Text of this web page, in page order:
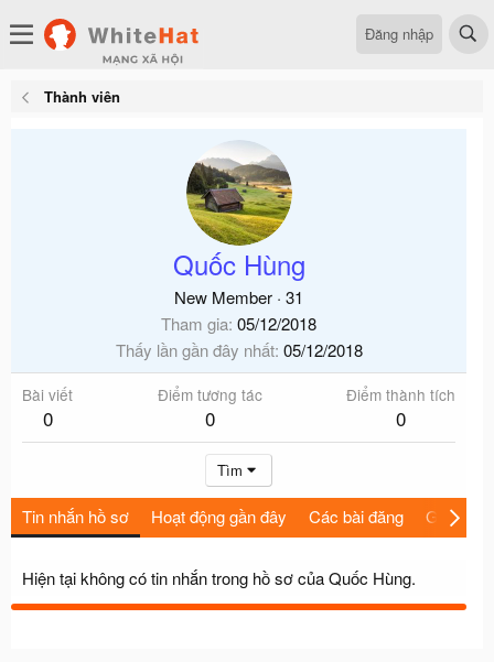
Đăng nhập
Thành viên
Quốc Hùng
New Member · 31
Tham gia 05/12/2018
Thấy lần gần đây nhất 05/12/2018
Bài viết
0
Điểm tương tác
0
Điểm thành tích
0
Tìm
Tin nhắn hồ sơ Hoạt động gần đây Các bài đăng Giới thiệu
Hiện tại không có tin nhắn trong hồ sơ của Quốc Hùng.